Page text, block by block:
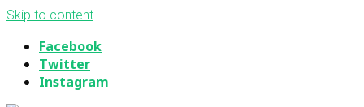
Skip to content
Facebook
Twitter
Instagram